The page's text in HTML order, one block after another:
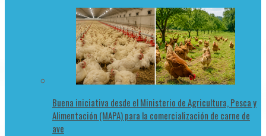
Buena iniciativa desde el Ministerio de Agricultura, Pesca y
Alimentación (MAPA) para la comercialización de carne de
ave